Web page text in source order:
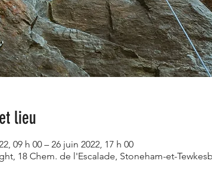
lieu
09 h 00 – 26 juin 2022, 17 h 00
18 Chem. de l'Escalade, Stoneham-et-